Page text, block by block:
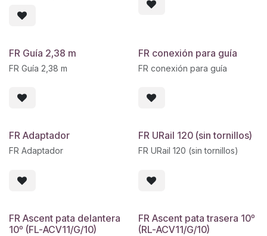
FR Guía 2,38 m
FR Guía 2,38 m
FR conexión para guía
FR conexión para guía
FR Adaptador
FR Adaptador
FR URail 120 (sin tornillos)
FR URail 120 (sin tornillos)
FR Ascent pata delantera
10º (FL-ACV11/G/10)
FR Ascent pata trasera 10º
(RL-ACV11/G/10)